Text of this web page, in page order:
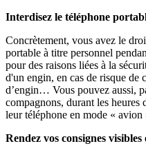
Interdisez le téléphone
Concrètement, vous avez le
portable à titre personnel
pour des raisons liées à la
d'un engin, en cas de risque de
d’engin… Vous pouvez aussi,
compagnons, durant les heures
leur téléphone en mode «
Rendez vos consignes